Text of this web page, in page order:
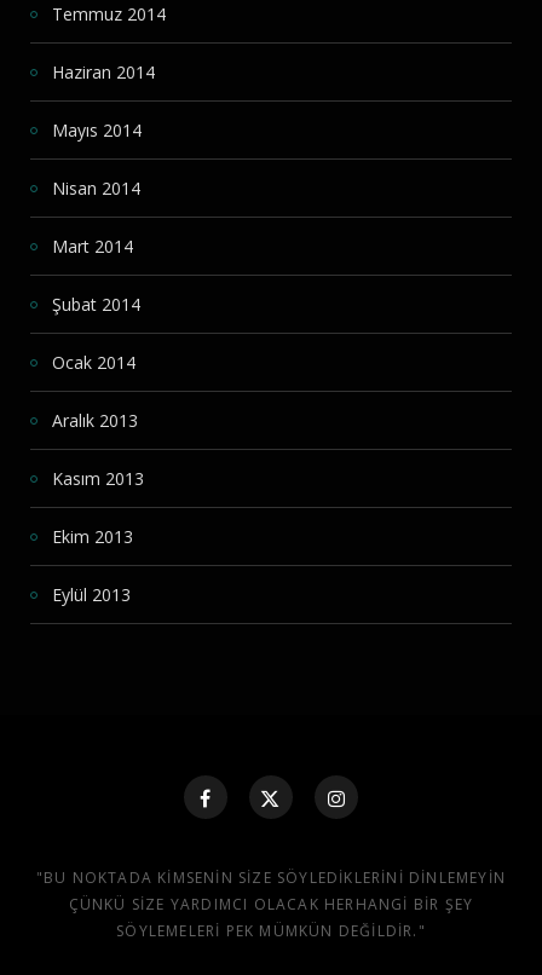
Temmuz 2014
Haziran 2014
Mayıs 2014
Nisan 2014
Mart 2014
Şubat 2014
Ocak 2014
Aralık 2013
Kasım 2013
Ekim 2013
Eylül 2013
"BU NOKTADA KIMSENIN SIZE SÖYLEDIKLERINI DINLEMEYIN
ÇÜNKÜ SIZE YARDIMCI OLACAK HERHANGI BIR ŞEY
SÖYLEMELERI PEK MÜMKÜN DEĞILDIR."